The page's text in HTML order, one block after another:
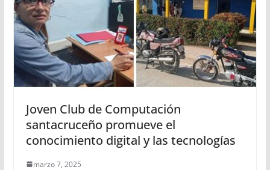
Joven Club de Computación
santacruceño promueve el
conocimiento digital y las tecnologías
marzo 7, 2025